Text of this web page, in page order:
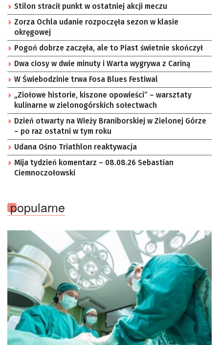
Stilon stracił punkt w ostatniej akcji meczu
Zorza Ochla udanie rozpoczęła sezon w klasie
okręgowej
Pogoń dobrze zaczęła, ale to Piast świetnie skończył
Dwa ciosy w dwie minuty i Warta wygrywa z Cariną
W Świebodzinie trwa Fosa Blues Festiwal
„Ziołowe historie, kiszone opowieści” – warsztaty
kulinarne w zielonogórskich sołectwach
Dzień otwarty na Wieży Braniborskiej w Zielonej Górze
– po raz ostatni w tym roku
Udana Ośno Triathlon reaktywacja
Mija tydzień komentarz – 08.08.26 Sebastian
Ciemnoczołowski
popularne